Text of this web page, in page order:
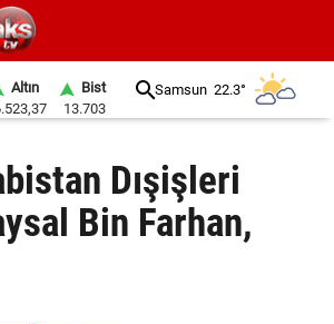
Altın
Bist
13.703
Samsun 22.3°
Dışişleri
Bin Farhan,